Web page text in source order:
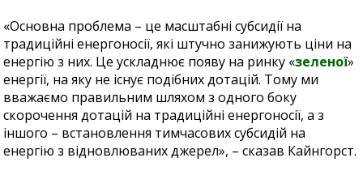
«Основна проблема – це масштабні субсидії на
традиційні енергоносії, які штучно занижують ціни на
енергію з них. Це ускладнює появу на ринку «зеленої»
енергії, на яку не існує подібних дотацій. Тому ми
вважаємо правильним шляхом з одного боку
скорочення дотацій на традиційні енергоносії, а з
іншого – встановлення тимчасових субсидій на
енергію з відновлюваних джерел», – сказав Кайнгорст.